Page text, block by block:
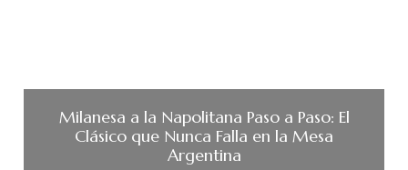
Milanesa a la Napolitana Paso a Paso: El
Clásico que Nunca Falla en la Mesa
Argentina